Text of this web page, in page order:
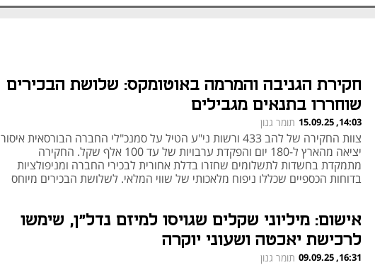
חקירת הגניבה והמרמה באוטומקס: שלושת הבכירים
שוחררו בתנאים מגבילים
14:03, 15.09.25 תומר גנון
צוות החקירה של להב 433 ורשות ני"ע הטיל על סמנכ"לי החברה הבורסאית איסור
יציאה מהארץ ל-180 יום והפקדת ערבויות של עד 100 אלף שקל. החקירה
מתמקדת בחשדות לתשלומים שחזרו בדלת אחורית לבכירי החברה ומניפולציות
בדוחות הכספיים שכללו ניפוח מלאכותי של שווי המלאי. לשלושת הבכירים מיוחס
אישום: מיליוני שקלים שגויסו למיזם נדל"ן, שימשו
לרכישת יאכטה ושעוני יוקרה
16:31, 09.09.25 תומר גנון